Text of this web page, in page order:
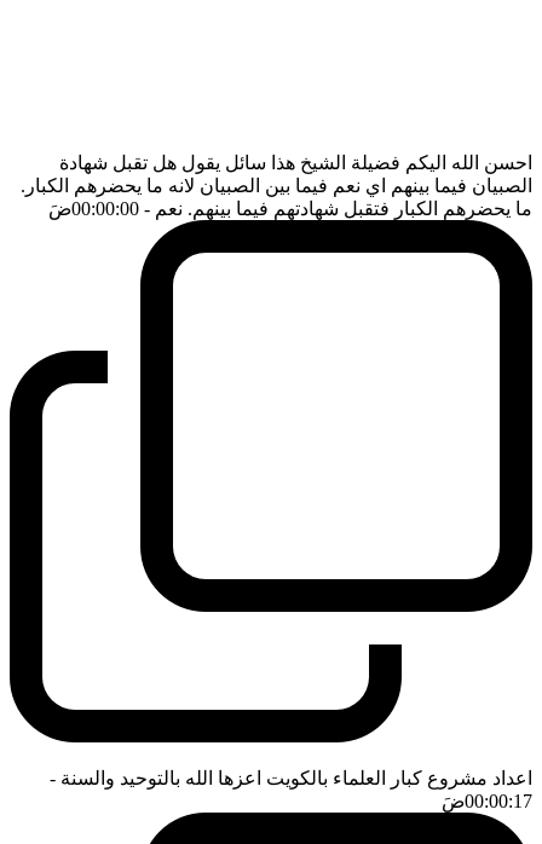
احسن الله اليكم فضيلة الشيخ هذا سائل يقول هل تقبل شهادة
الصبيان فيما بينهم اي نعم فيما بين الصبيان لانه ما يحضرهم الكبار.
ما يحضرهم الكبار فتقبل شهادتهم فيما بينهم. نعم - 00:00:00 ضَ
اعداد مشروع كبار العلماء بالكويت اعزها الله بالتوحيد والسنة -
00:00:17ضَ